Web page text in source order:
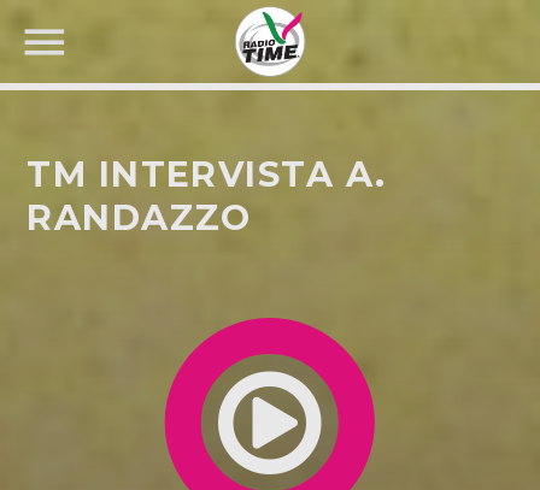
TM INTERVISTA A.
RANDAZZO